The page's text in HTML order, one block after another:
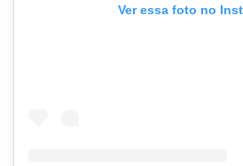
Ver essa foto no